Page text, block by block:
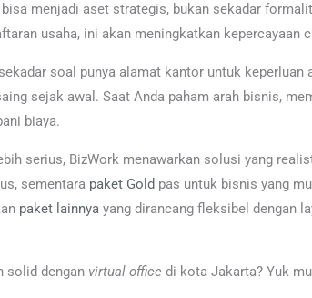
menjadi aset strategis, bukan sekadar
usaha, ini akan meningkatkan
soal punya alamat kantor untuk
sejak awal. Saat Anda paham arah bisnis,
biaya.
serius, BizWork menawarkan solusi yang
sementara paket Gold pas untuk bisnis yang
paket lainnya yang dirancang fleksibel dengan
solid dengan virtual office di kota Jakarta? Yuk